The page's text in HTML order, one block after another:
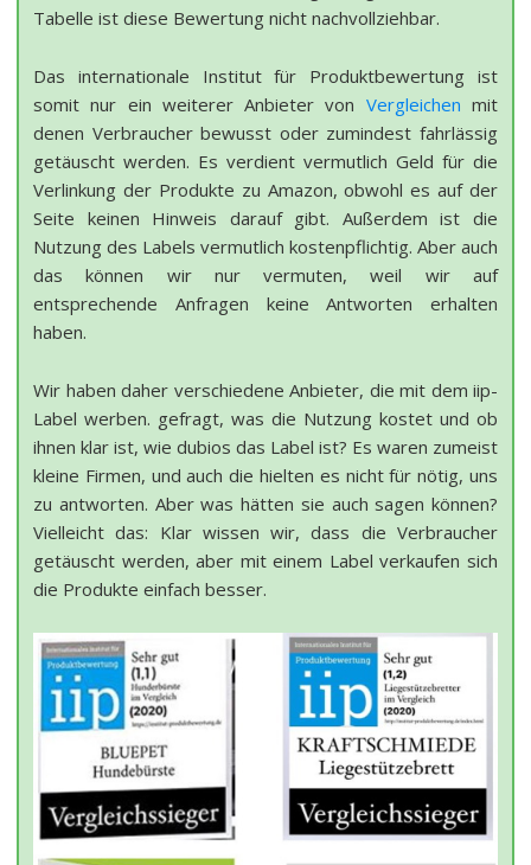
Tabelle ist diese Bewertung nicht nachvollziehbar.
Das internationale Institut für Produktbewertung ist
somit nur ein weiterer Anbieter von Vergleichen mit
denen Verbraucher bewusst oder zumindest fahrlässig
getäuscht werden. Es verdient vermutlich Geld für die
Verlinkung der Produkte zu Amazon, obwohl es auf der
Seite keinen Hinweis darauf gibt. Außerdem ist die
Nutzung des Labels vermutlich kostenpflichtig. Aber auch
das können wir nur vermuten, weil wir auf
entsprechende Anfragen keine Antworten erhalten
haben.
Wir haben daher verschiedene Anbieter, die mit dem iip-
Label werben. gefragt, was die Nutzung kostet und ob
ihnen klar ist, wie dubios das Label ist? Es waren zumeist
kleine Firmen, und auch die hielten es nicht für nötig, uns
zu antworten. Aber was hätten sie auch sagen können?
Vielleicht das: Klar wissen wir, dass die Verbraucher
getäuscht werden, aber mit einem Label verkaufen sich
die Produkte einfach besser.